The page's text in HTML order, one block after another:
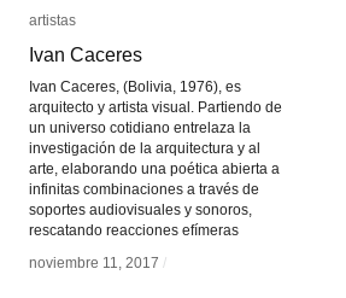
artistas
Ivan Caceres
Ivan Caceres, (Bolivia, 1976), es
arquitecto y artista visual. Partiendo de
un universo cotidiano entrelaza la
investigación de la arquitectura y al
arte, elaborando una poética abierta a
infinitas combinaciones a través de
soportes audiovisuales y sonoros,
rescatando reacciones efímeras
noviembre 11, 2017 /
artistas
Ivan Caceres
noviembre 11, 2017 /